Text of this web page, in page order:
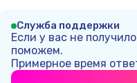
Служба поддержки
Если у вас не
поможем.
Примерное время